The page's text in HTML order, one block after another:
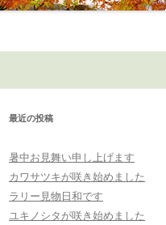
最近の投稿
暑中お見舞い申し上げます
カワサツキが咲き始めました
ラリー見物日和です
ユキノシタが咲き始めました